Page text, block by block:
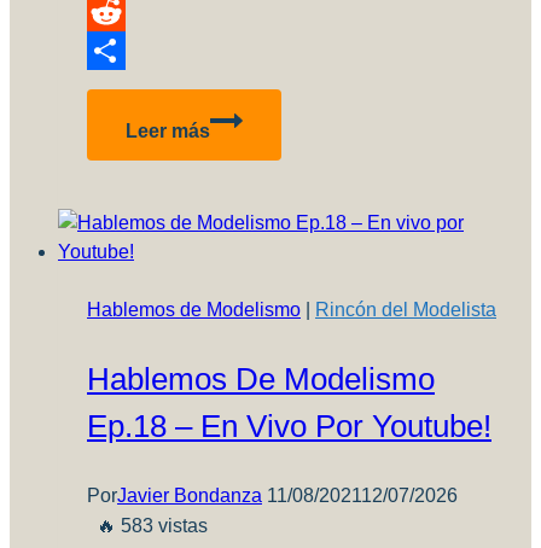
Pinterest
Reddit
Compartir
Leer más
Inbox
–
Hablemos de Modelismo Rincón del Modelista
Hablemos De Modelismo
Ep.18 – En Vivo Por Youtube!
PorJavier Bondanza 11/08/202112/07/2026
🔥 583 vistas